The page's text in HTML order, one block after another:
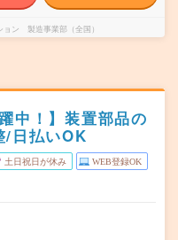
ョン 製造事業部（全国）
中！】装置部品の
/日払いOK
土日祝日が休み WEB登録OK